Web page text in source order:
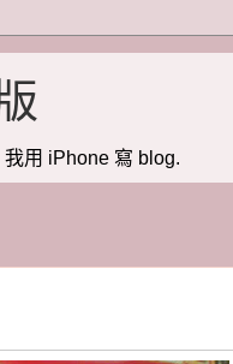
用 iPhone 寫 blog.